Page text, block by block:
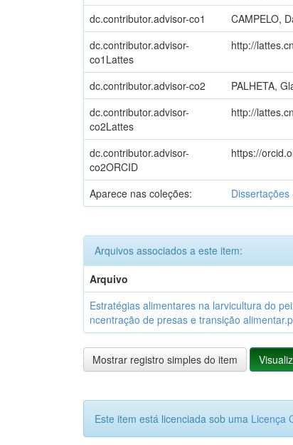
dc.contributor.advisor-co1 CAMPELO,
dc.contributor.advisor-
co1Lattes
http://
dc.contributor.advisor-co2 PALHETA,
dc.contributor.advisor-
co2Lattes
http://
dc.contributor.advisor-
co2ORCID
https://
Aparece nas coleções:
Arquivos associados a este item:
Arquivo
Estratégias alimentares na larvicultura do
ncentração de presas e transição
Mostrar registro simples do item
Este item está licenciada sob uma Licença